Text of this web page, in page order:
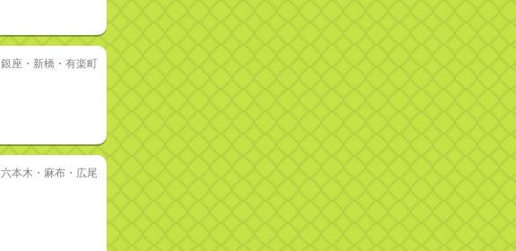
銀座・新橋・有楽町
六本木・麻布・広尾